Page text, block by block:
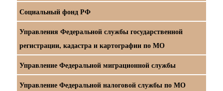
Социальный фонд РФ
Управления Федеральной службы государственной
регистрации, кадастра и картографии по МО
Управление Федеральной миграционной службы
Управление Федеральной налоговой службы по МО